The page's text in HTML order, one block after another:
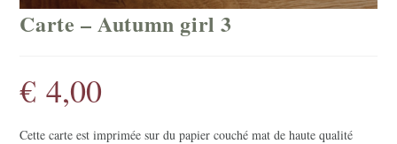
Carte – Autumn girl 3
€ 4,00
Cette carte est imprimée sur du papier couché mat de haute qualité